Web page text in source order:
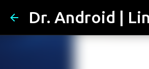
Dr. Android |